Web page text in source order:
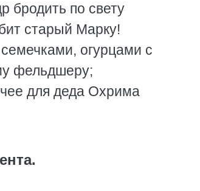
бродить по свету
старый Марку!
огурцами с
фельдшеру;
для деда Охрима